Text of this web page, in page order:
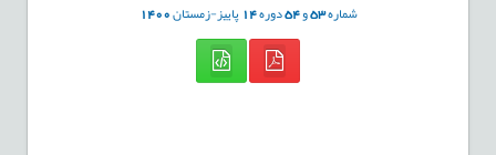
شماره53و54دوره14پاییز-زمستان1400